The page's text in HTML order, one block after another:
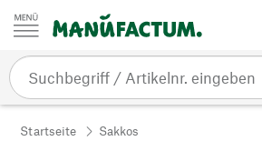
Zum Inhalt springen
Startseite Sakkos